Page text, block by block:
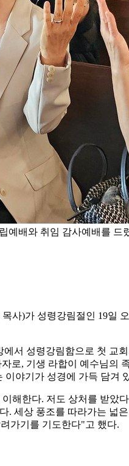
예배와 취임 감사예배를 드
사)가 성령강림절인 19일
서 성령강림함으로 첫 교
로, 기생 라합이 예수님의
야기가 성경에 가득 담겨
해한다. 저도 상처를 받았
세상 풍조를 따라가는 넓
가기를 기도한다"고 했다.